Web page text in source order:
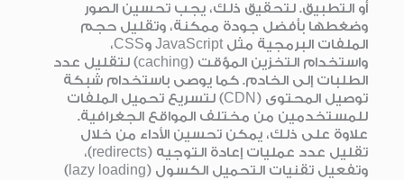
أو التطبيق. لتحقيق ذلك، يجب تحسين الصور
وضغطها بأفضل جودة ممكنة، وتقليل حجم
الملفات البرمجية مثل JavaScript وCSS،
واستخدام التخزين المؤقت (caching) لتقليل عدد
الطلبات إلى الخادم. كما يوصى باستخدام شبكة
توصيل المحتوى (CDN) لتسريع تحميل الملفات
للمستخدمين من مختلف المواقع الجغرافية.
علاوة على ذلك، يمكن تحسين الأداء من خلال
تقليل عدد عمليات إعادة التوجيه (redirects)،
وتفعيل تقنيات التحميل الكسول (lazy loading)